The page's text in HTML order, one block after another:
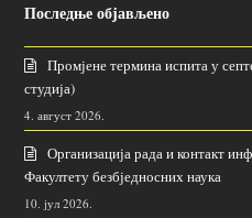
Последње објављено
Промјене термина испита у
студија)
4. август 2026.
Организација рада и контакт
Факултету безбједносних наука
10. јул 2026.